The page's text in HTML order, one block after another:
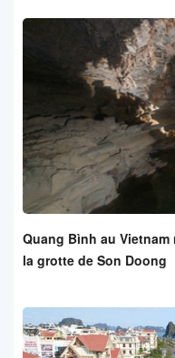
Quang Bình au
la grotte de Son Doong